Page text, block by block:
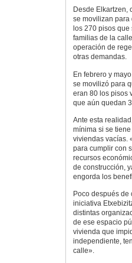
Desde Elkartzen,
se movilizan para
los 270 pisos
familias de la
operación de
otras demandas.
En febrero y
se movilizó para
eran 80 los pisos
que aún quedan
Ante esta
mínima si se
viviendas vacías.
para cumplir con
recursos
de construcción,
engorda los
Poco después
iniciativa
distintas
de ese espacio
vivienda que
independiente,
calle».